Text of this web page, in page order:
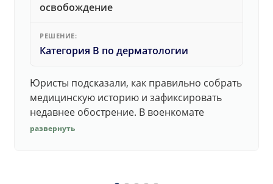
освобождение
РЕШЕНИЕ:
Категория В по дерматологии
Юристы подсказали, как правильно собрать
медицинскую историю и зафиксировать
недавнее обострение. В военкомате
дерматолог принял документы без споров.
развернуть